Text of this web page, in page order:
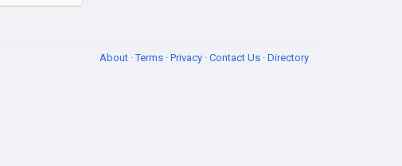
About ·Terms · Privacy · Contact Us · Directory